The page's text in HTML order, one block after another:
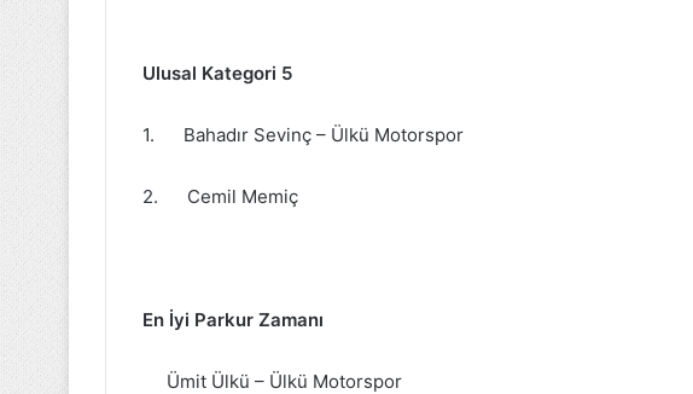
Ulusal Kategori 5
1. Bahadır Sevinç – Ülkü Motorspor
2. Cemil Memiç
En İyi Parkur Zamanı
Ümit Ülkü – Ülkü Motorspor